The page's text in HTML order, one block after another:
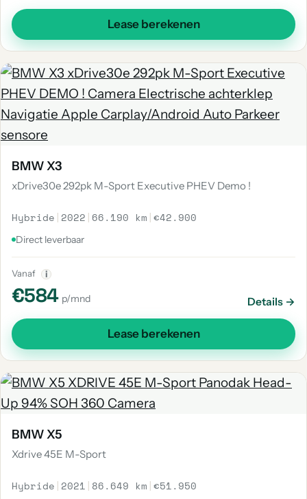
Lease berekenen
BMW X3
xDrive30e 292pk M-Sport Executive PHEV Demo !
Hybride | 2022 | 66.190 km |€42.900
Direct leverbaar
Vanaf i
€584 p/mnd Details →
Lease berekenen
BMW X5
Xdrive 45E M-Sport
Hybride | 2021 | 86.649 km |€51.950